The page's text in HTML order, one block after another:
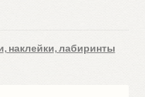
наклейки, лабиринты